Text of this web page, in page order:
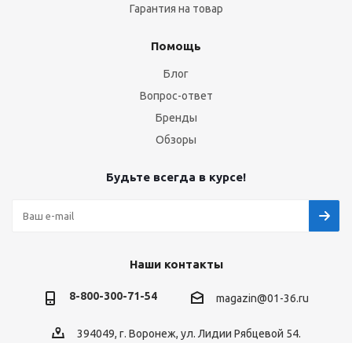
Гарантия на товар
Помощь
Блог
Вопрос-ответ
Бренды
Обзоры
Будьте всегда в курсе!
Наши контакты
8-800-300-71-54 magazin@01-36.ru
394049, г. Воронеж, ул. Лидии Рябцевой 54.